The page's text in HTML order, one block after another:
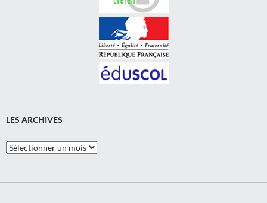
LES ARCHIVES
Les
Archives